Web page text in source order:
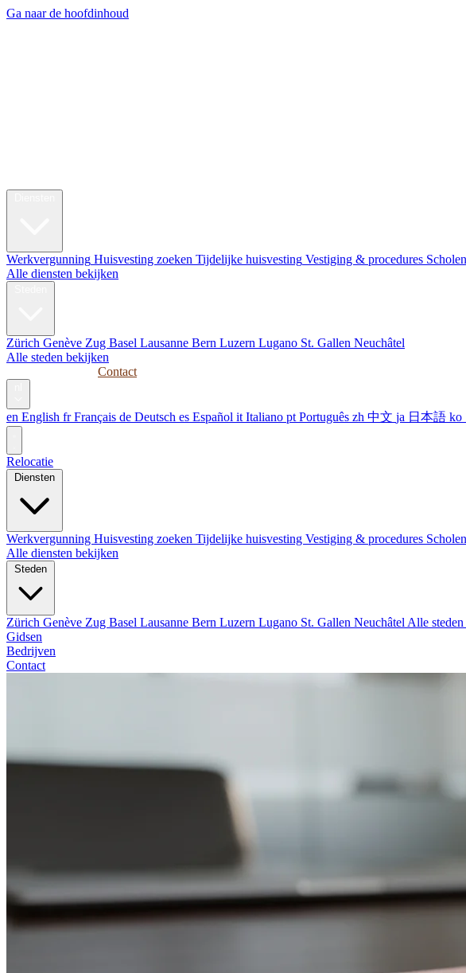
Ga naar de hoofdinhoud
Werkvergunning Huisvesting zoeken Tijdelijke huisvesting Vestiging & procedures
Alle diensten bekijken
Zürich Genève Zug Basel Lausanne Bern Luzern Lugano St. Gallen Neuchâtel
Alle steden bekijken
Contact
en English fr Français de Deutsch es Español it Italiano pt Português zh 中文 ja 日本語 ko
Relocatie
Diensten
Werkvergunning Huisvesting zoeken Tijdelijke huisvesting Vestiging & procedures
Alle diensten bekijken
Steden
Zürich Genève Zug Basel Lausanne Bern Luzern Lugano St. Gallen Neuchâtel Alle
Gidsen
Bedrijven
Contact